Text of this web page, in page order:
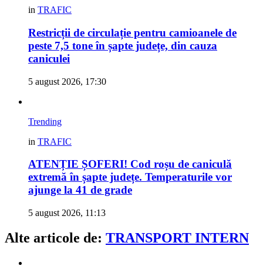
in TRAFIC
Restricții de circulație pentru camioanele de
peste 7,5 tone în șapte județe, din cauza
caniculei
5 august 2026, 17:30
Trending
in TRAFIC
ATENȚIE ȘOFERI! Cod roșu de caniculă
extremă în șapte județe. Temperaturile vor
ajunge la 41 de grade
5 august 2026, 11:13
Alte articole de: TRANSPORT INTERN